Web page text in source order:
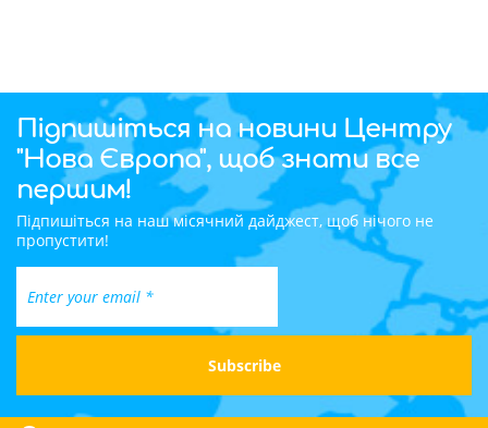
Підпишіться на новини Центру
"Нова Європа", щоб знати все
першим!
Підпишіться на наш місячний дайджест, щоб нічого не
пропустити!